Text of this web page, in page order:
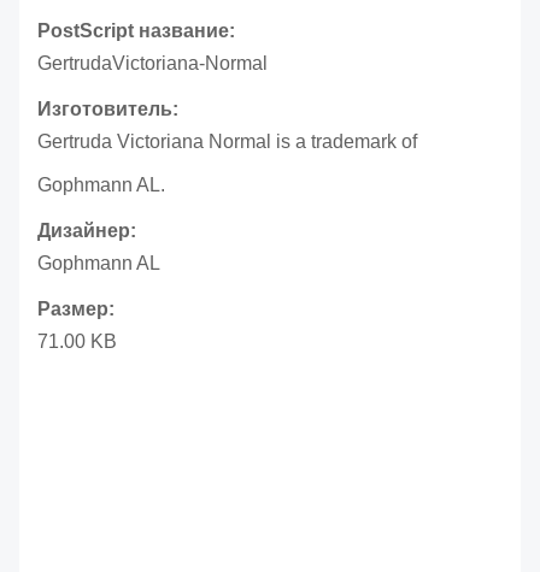
PostScript название:
GertrudaVictoriana-Normal
Изготовитель:
Gertruda Victoriana Normal is a trademark of
Gophmann AL.
Дизайнер:
Gophmann AL
Размер:
71.00 KB